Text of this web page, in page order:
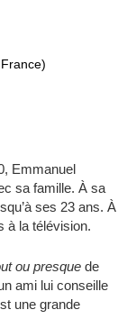
Emmanuel
sa famille. À sa
ses 23 ans. À
à la télévision.
ou presque de
ami lui conseille
une grande